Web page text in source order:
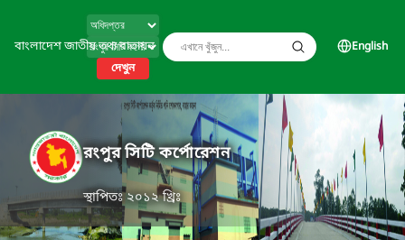
বাংলাদেশ জাতীয় তথ্য বাতায়ন
দেখুন
English
রংপুর সিটি কর্পোরেশন
স্থাপিতঃ ২০১২ খ্রিঃ